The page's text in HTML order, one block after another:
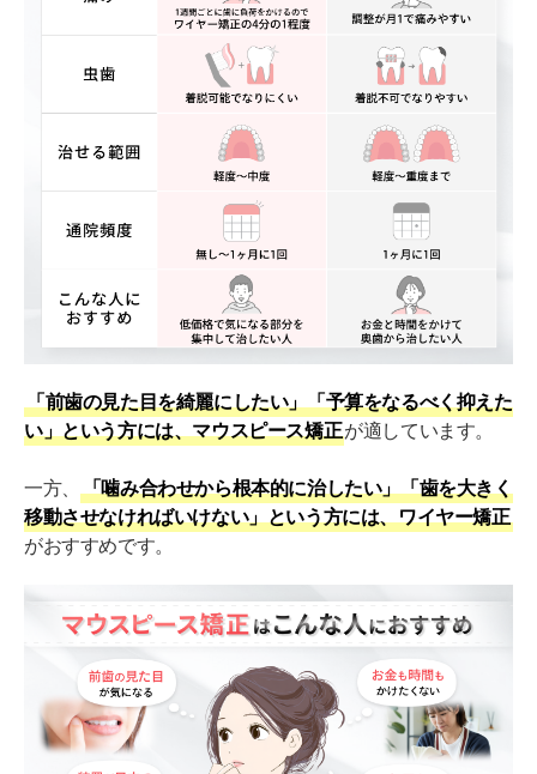
【西院駅徒歩1分】トミイ歯科・矯正歯科
【北大路駅徒歩3分】きしもと矯正歯科クリニック
【二条駅前すぐ】かながわ矯正歯科 二条診療所
【四条駅徒歩3分】くす矯正歯科
自分に合った矯正歯科を選ぼう
【通わずに自宅で矯正】マウスピース矯正Oh my
「前歯の見た目を綺麗にしたい」「予算をなるべく抑えた
い」という方には、マウスピース矯正が適しています。
一方、
「噛み合わせから根本的に治したい」「歯を大きく
移動させなければいけない」という方には、ワイヤー矯正
がおすすめです。